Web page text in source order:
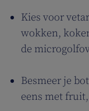
Kies voor
wokken,
de
Besmeer je
eens met